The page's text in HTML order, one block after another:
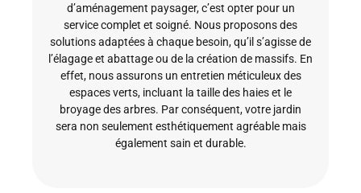
d’aménagement paysager, c’est opter pour un
service complet et soigné. Nous proposons des
solutions adaptées à chaque besoin, qu’il s’agisse de
l’élagage et abattage ou de la création de massifs. En
effet, nous assurons un entretien méticuleux des
espaces verts, incluant la taille des haies et le
broyage des arbres. Par conséquent, votre jardin
sera non seulement esthétiquement agréable mais
également sain et durable.